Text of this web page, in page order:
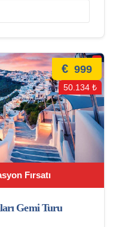
Fırsatı
€ 999
50.134 ₺
Gemi Turu